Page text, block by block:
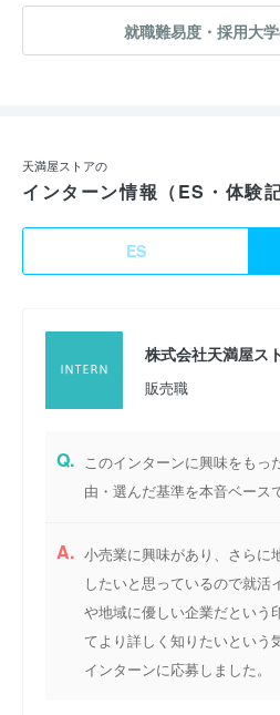
就職難易度・採用大
天満屋ストアの
インターン情報（ES・体験記
ES
株式会社天満屋ス
販売職
Q. このインターンに興味をもっ
由・選んだ基準を本音ベース
A. 小売業に興味があり、さらに
したいと思っているので就活
や地域に優しい企業だという
てより詳しく知りたいという
インターンに応募しました。